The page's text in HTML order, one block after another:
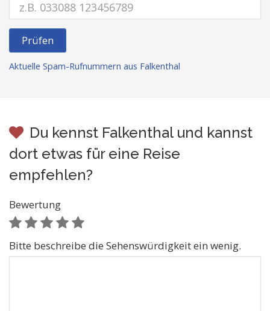
Prüfen
Aktuelle Spam-Rufnummern aus Falkenthal
Du kennst Falkenthal und kannst
dort etwas für eine Reise
empfehlen?
Bewertung
Bitte beschreibe die Sehenswürdigkeit ein wenig.